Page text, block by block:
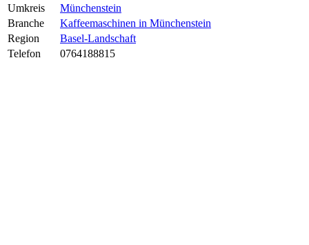
Umkreis
Münchenstein
Branche
Kaffeemaschinen in Münchenstein
Region
Basel-Landschaft
Telefon
0764188815